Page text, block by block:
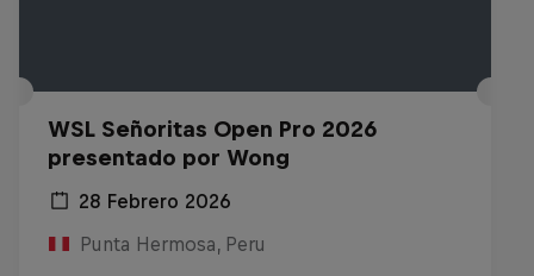
WSL Señoritas Open Pro 2026
presentado por Wong
28 Febrero 2026
Punta Hermosa, Peru